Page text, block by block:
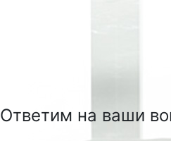
Ответим на ваши